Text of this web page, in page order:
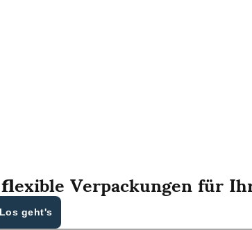
Verpackungen für
Los geht's